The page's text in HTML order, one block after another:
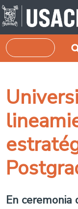
Skip to main content
Search
En ceremonia